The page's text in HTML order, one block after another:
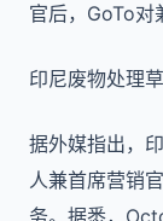
官后，GoTo对
印尼废物处理
据外媒指出，
人兼首席营销
务。据悉，